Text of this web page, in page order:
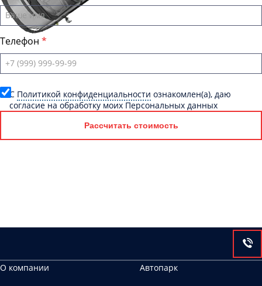
Телефон
C Политикой конфиденциальности ознакомлен(а), даю
согласие на обработку моих Персональных данных
Рассчитать стоимость
О компании
Автопарк